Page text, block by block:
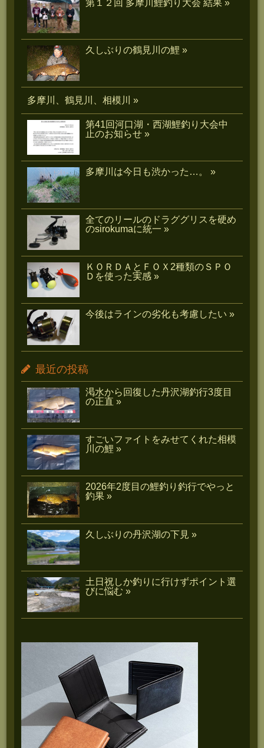
第１２回 多摩川鯉釣り大会 結果 »
久しぶりの鶴見川の鯉 »
多摩川、鶴見川、相模川 »
第41回河口湖・西湖鯉釣り大会中
止のお知らせ »
多摩川は今日も渋かった…。 »
全てのリールのドラググリスを硬め
のsirokumaに統一 »
ＫＯＲＤＡとＦＯＸ2種類のＳＰＯ
Ｄを使った実感 »
今後はラインの劣化も考慮したい »
最近の投稿
渇水から回復した丹沢湖釣行3度目
の正直 »
すごいファイトをみせてくれた相模
川の鯉 »
2026年2度目の鯉釣り釣行でやっと
釣果 »
久しぶりの丹沢湖の下見 »
土日祝しか釣りに行けずポイント選
びに悩む »